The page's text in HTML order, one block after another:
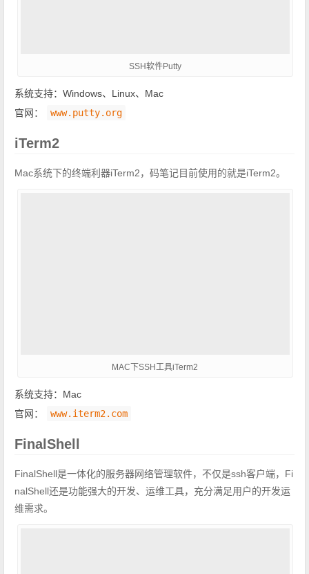
SSH软件Putty
系统支持：Windows、Linux、Mac
官网：
www.putty.org
iTerm2
Mac系统下的终端利器iTerm2，码笔记目前使用的就是iTerm2。
MAC下SSH工具iTerm2
系统支持：Mac
官网：
www.iterm2.com
FinalShell
FinalShell是一体化的服务器网络管理软件，不仅是ssh客户端，Fi
nalShell还是功能强大的开发、运维工具，充分满足用户的开发运
维需求。